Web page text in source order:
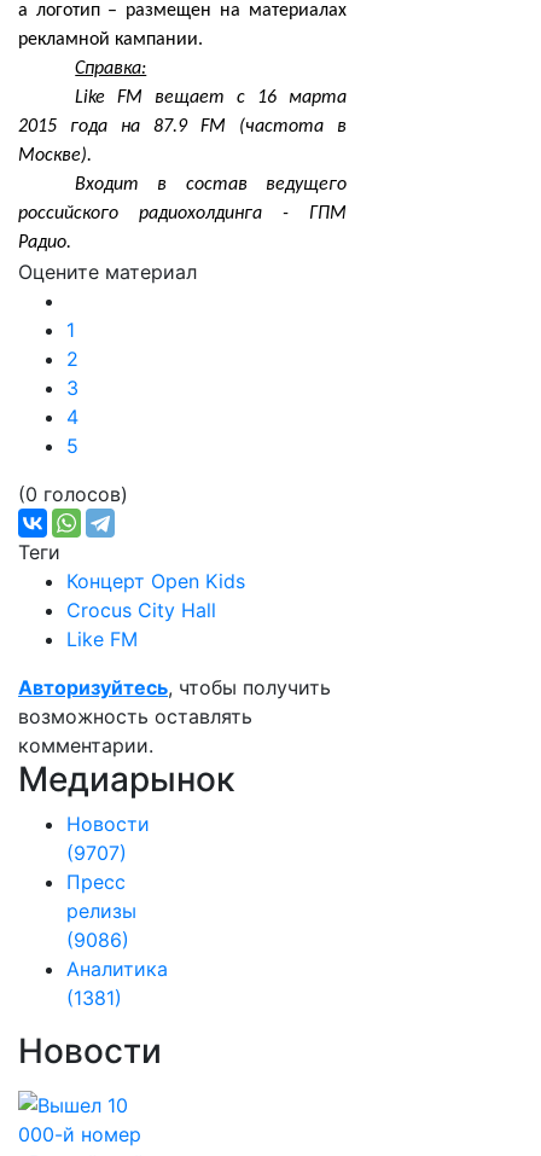
а логотип – размещен на материалах
рекламной кампании.
Справка:
Like FM вещает с 16 марта
2015 года на 87.9 FM (частота в
Москве).
Входит в состав ведущего
российского радиохолдинга - ГПМ
Радио.
Оцените материал
1
2
3
4
5
(0 голосов)
Теги
Концерт Open Kids
Crocus City Hall
Like FM
Авторизуйтесь, чтобы получить
возможность оставлять
комментарии.
Медиарынок
Новости
(9707)
Пресс
релизы
(9086)
Аналитика
(1381)
Новости